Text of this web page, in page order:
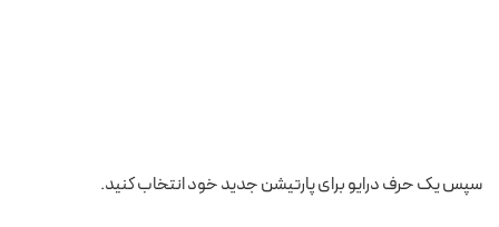
سپس یک حرف درایو برای پارتیشن جدید خود انتخاب کنید.